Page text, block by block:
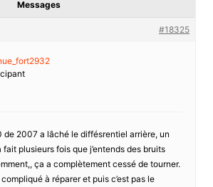
Messages
#18325
de 2007 a lâché le diffésrentiel arrière, un
plusieurs fois que j’entends des bruits
ça a complètement cessé de tourner.
à réparer et puis c’est pas le